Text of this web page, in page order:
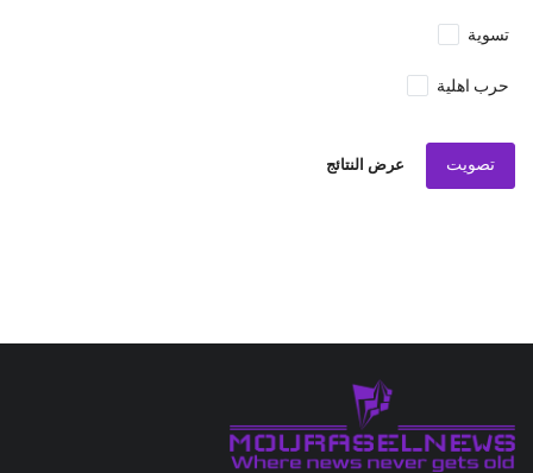
تسوية
حرب اهلية
تصويت عرض النتائج